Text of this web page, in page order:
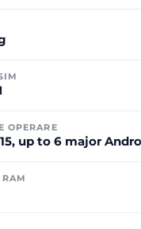
OPERARE
up to 6 major